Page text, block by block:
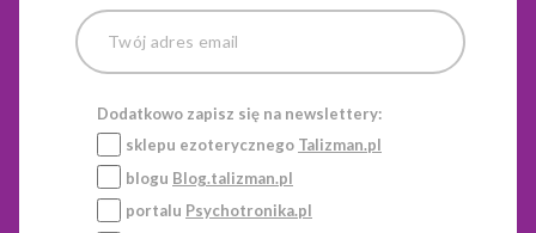
Dodatkowo zapisz się na newslettery:
sklepu ezoterycznego Talizman.pl
blogu Blog.talizman.pl
portalu Psychotronika.pl